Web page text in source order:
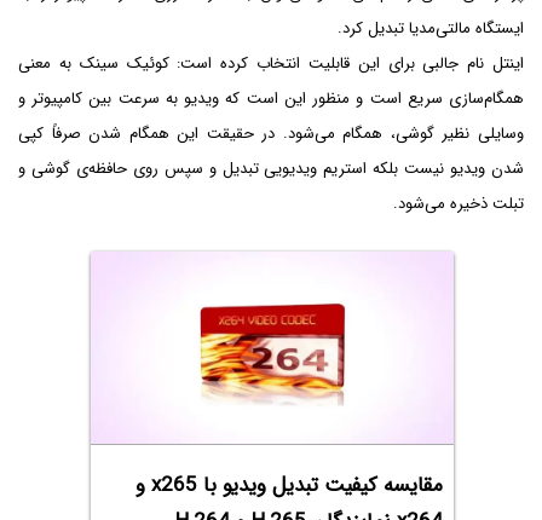
ایستگاه مالتی‌مدیا تبدیل کرد.
اینتل نام جالبی برای این قابلیت انتخاب کرده است: کوئیک سینک به معنی
همگام‌سازی سریع است و منظور این است که ویدیو به سرعت بین کامپیوتر و
وسایلی نظیر گوشی، همگام می‌شود. در حقیقت این همگام شدن صرفاً کپی
شدن ویدیو نیست بلکه استریم ویدیویی تبدیل و سپس روی حافظه‌ی گوشی و
تبلت ذخیره می‌شود.
مقایسه کیفیت تبدیل ویدیو با x265 و